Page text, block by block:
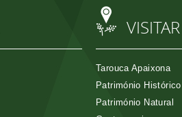
VISITAR
Tarouca Apaixona
Património Histórico
Património Natural